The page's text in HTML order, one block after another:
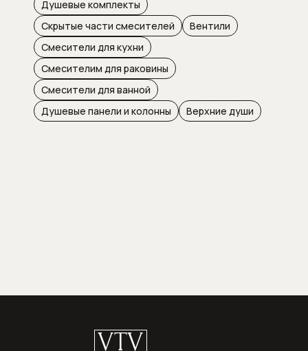
Посудомоечные машины
Пылесосы
Вертикальные беспроводные
пылесосы
Пылесосы серии Guard
Стиральные машины с фронтальной
Сушильные машины
Душевые комплекты
Скрытые части смесителей
Вентили
Смесители для кухни
Смесителим для раковины
Смесители для ванной
Душевые панели и колонны
Верхние души
VTV